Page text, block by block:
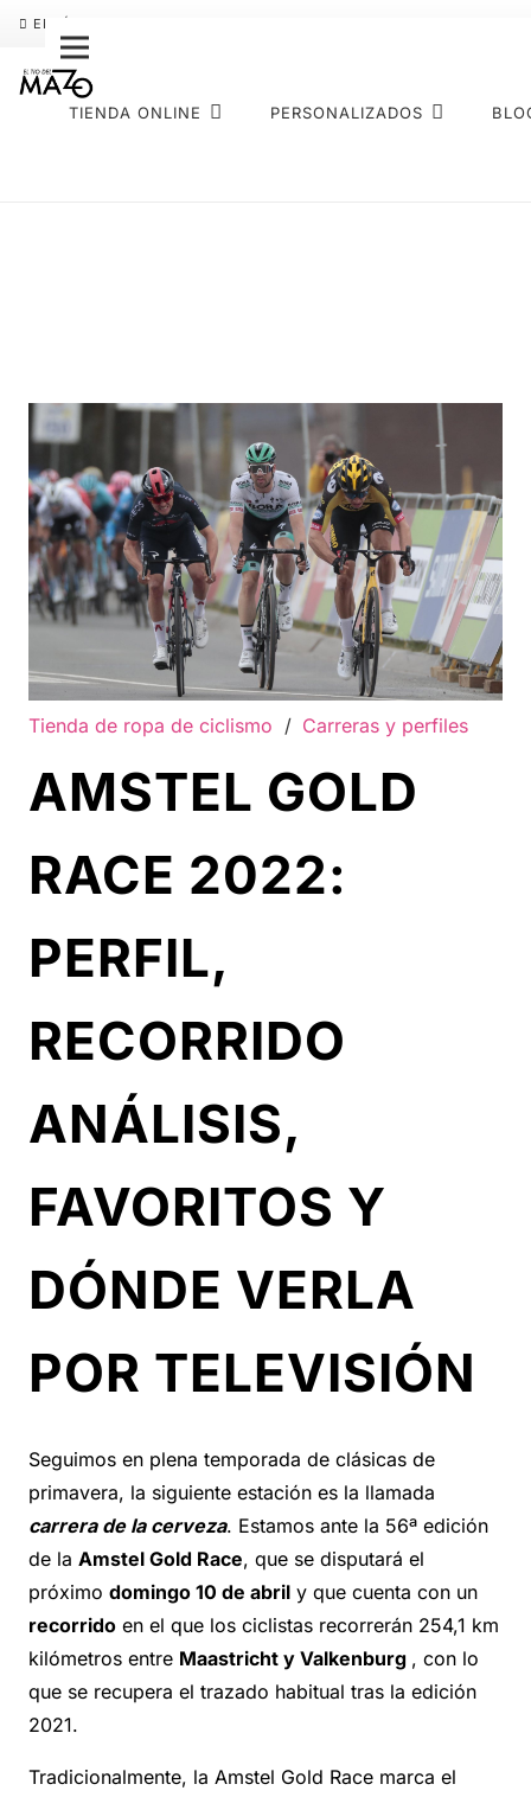
ENVÍO GRATIS
TIENDA ONLINE PERSONALIZADOS
Tienda de ropa de ciclismo / Carreras y perfiles
AMSTEL GOLD
RACE 2022:
PERFIL,
RECORRIDO
ANÁLISIS,
FAVORITOS Y
DÓNDE VERLA
POR TELEVISIÓN
Seguimos en plena temporada de clásicas de
primavera, la siguiente estación es la llamada
carrera de la cerveza. Estamos ante la 56ª edición
de la Amstel Gold Race, que se disputará el
próximo domingo 10 de abril y que cuenta con un
recorrido en el que los ciclistas recorrerán 254,1 km
kilómetros entre Maastricht y Valkenburg , con lo
que se recupera el trazado habitual tras la edición
2021.
Tradicionalmente, la Amstel Gold Race marca el